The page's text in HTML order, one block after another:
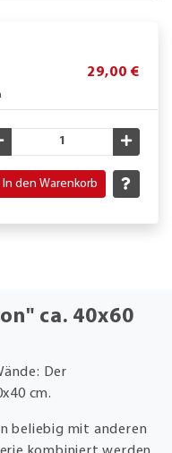
29,00 €
Gewünschte Menge
In den Warenkorb
ca. 40x60
Der
cm.
beliebig mit anderen